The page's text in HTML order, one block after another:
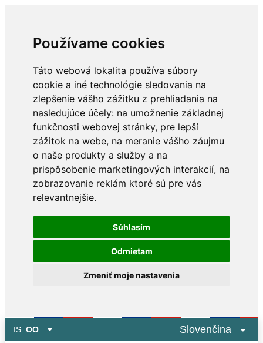
Používame cookies
Táto webová lokalita používa súbory
cookie a iné technológie sledovania na
zlepšenie vášho zážitku z prehliadania na
nasledujúce účely: na umožnenie základnej
funkčnosti webovej stránky, pre lepší
zážitok na webe, na meranie vášho záujmu
o naše produkty a služby a na
prispôsobenie marketingových interakcií, na
zobrazovanie reklám ktoré sú pre vás
relevantnejšie.
Súhlasím
Odmietam
Zmeniť moje nastavenia
Preskočiť na hlavný obsah
IS OO Slovenčina